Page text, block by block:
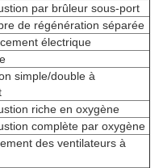
par brûleur sous-port
de régénération séparée
électrique
simple/double à
riche en oxygène
complète par oxygène
des ventilateurs à